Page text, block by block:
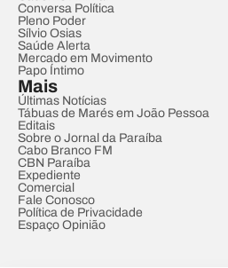
Conversa Política
Pleno Poder
Sílvio Osias
Saúde Alerta
Mercado em Movimento
Papo Íntimo
Mais
Últimas Notícias
Tábuas de Marés em João Pessoa
Editais
Sobre o Jornal da Paraíba
Cabo Branco FM
CBN Paraíba
Expediente
Comercial
Fale Conosco
Política de Privacidade
Espaço Opinião